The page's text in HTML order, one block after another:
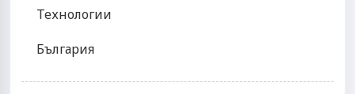
Технологии
България